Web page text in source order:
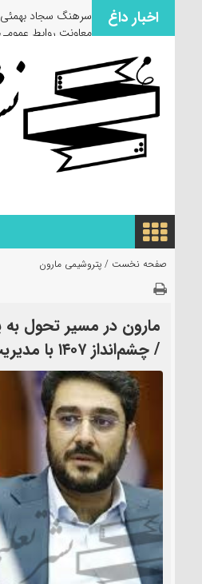
اخبار داغ
سرهنگ سجاد
معاونت روابط
عصر(عج) خوزستان
صفحه نخست / پتروشیمی مارون
مارون در مسیر تحول
/ چشم‌انداز ۱۴۰۷ با مدیریت راهبردی امرایی